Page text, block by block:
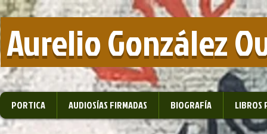
Aurelio González
PORTICA AUDIOSÍAS FIRMADAS BIOGRAFÍA LIBROS